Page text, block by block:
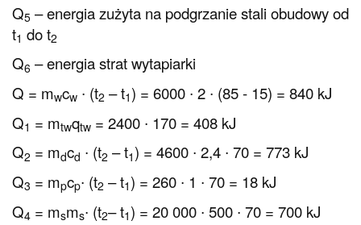
Q5 – energia zużyta na podgrzanie stali obudowy od
t1 do t2
Q6 – energia strat wytapiarki
Q = mwcw ∙ (t2 – t1 ) = 6000 ∙ 2 ∙ (85 - 15) = 840 kJ
Q1 = mtwqtw = 2400 ∙ 170 = 408 kJ
Q2 = mdcd ∙ (t2 – t1 ) = 4600 ∙ 2,4 ∙ 70 = 773 kJ
Q3 = mpcp∙ (t2 – t1 ) = 260 ∙ 1 ∙ 70 = 18 kJ
Q4 = msms∙ (t2– t1 ) = 20 000 ∙ 500 ∙ 70 = 700 kJ